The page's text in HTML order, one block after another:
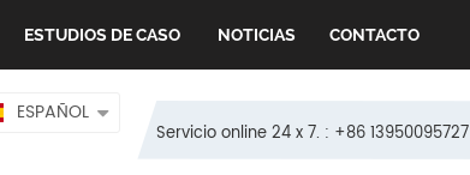
ESTUDIOS DE CASO NOTICIAS CONTACTO
Servicio online 24 x 7. : +86 13950095727
ESPAÑOL